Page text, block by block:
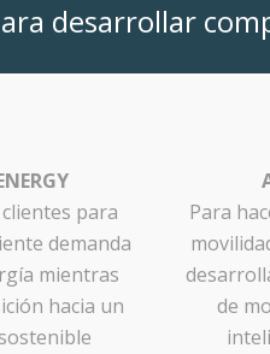
desarrollar
para
demanda
mientras
hacia un
Para
de